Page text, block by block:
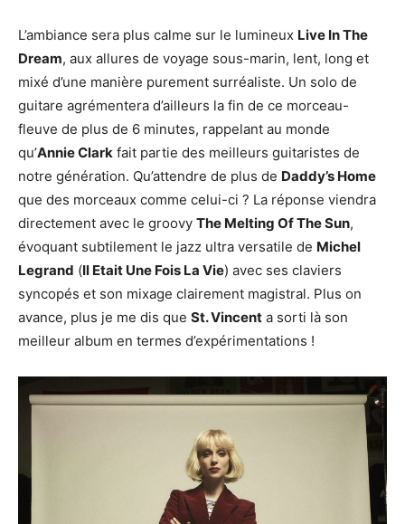
L’ambiance sera plus calme sur le lumineux Live In The
Dream, aux allures de voyage sous-marin, lent, long et
mixé d’une manière purement surréaliste. Un solo de
guitare agrémentera d’ailleurs la fin de ce morceau-
fleuve de plus de 6 minutes, rappelant au monde
qu’Annie Clark fait partie des meilleurs guitaristes de
notre génération. Qu’attendre de plus de Daddy’s Home
que des morceaux comme celui-ci ? La réponse viendra
directement avec le groovy The Melting Of The Sun,
évoquant subtilement le jazz ultra versatile de Michel
Legrand (Il Etait Une Fois La Vie) avec ses claviers
syncopés et son mixage clairement magistral. Plus on
avance, plus je me dis que St. Vincent a sorti là son
meilleur album en termes d’expérimentations !